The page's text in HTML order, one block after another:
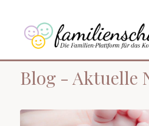
Blog - Aktuelle